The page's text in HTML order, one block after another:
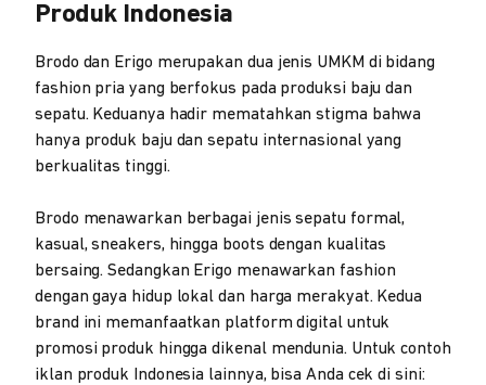
Produk Indonesia
Brodo dan Erigo merupakan dua jenis UMKM di bidang
fashion pria yang berfokus pada produksi baju dan
sepatu. Keduanya hadir mematahkan stigma bahwa
hanya produk baju dan sepatu internasional yang
berkualitas tinggi.
Brodo menawarkan berbagai jenis sepatu formal,
kasual, sneakers, hingga boots dengan kualitas
bersaing. Sedangkan Erigo menawarkan fashion
dengan gaya hidup lokal dan harga merakyat. Kedua
brand ini memanfaatkan platform digital untuk
promosi produk hingga dikenal mendunia. Untuk contoh
iklan produk Indonesia lainnya, bisa Anda cek di sini: